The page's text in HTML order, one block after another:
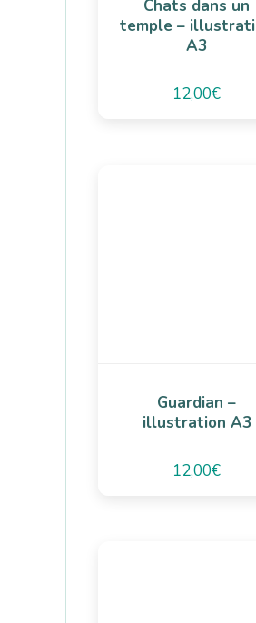
Chats dans un
temple –
A3
12,00€
Guardian –
illustration A3
12,00€